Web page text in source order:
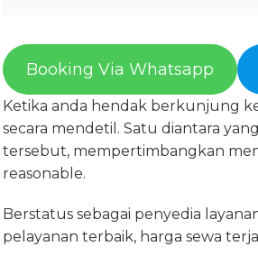
Booking Via Whatsapp
Ketika anda hendak berkunjung
secara mendetil. Satu diantara
tersebut, mempertimbangkan
reasonable.
Berstatus sebagai penyedia
pelayanan terbaik, harga sewa